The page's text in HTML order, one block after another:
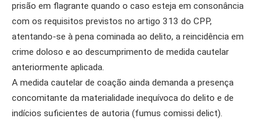
prisão em flagrante quando o caso esteja em consonância
com os requisitos previstos no artigo 313 do CPP,
atentando-se à pena cominada ao delito, a reincidência em
crime doloso e ao descumprimento de medida cautelar
anteriormente aplicada.
A medida cautelar de coação ainda demanda a presença
concomitante da materialidade inequívoca do delito e de
indícios suficientes de autoria (fumus comissi delict).